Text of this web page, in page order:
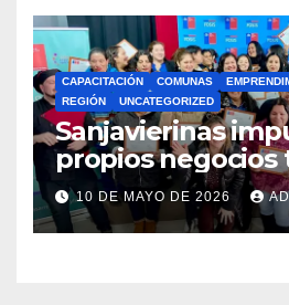
CAPACITACIÓN COMUNAS
REGIÓN
UNCATEGORIZED
Sanjavierinas
propios negocios
capacitarse junto
10 DE MAYO DE 2026